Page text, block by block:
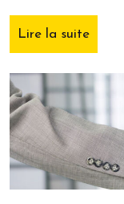
Lire la suite